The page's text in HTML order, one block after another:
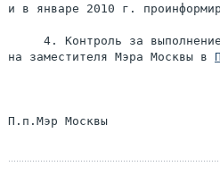
и в январе 2010 г.
4. Контроль за
на заместителя Мэра Москвы в